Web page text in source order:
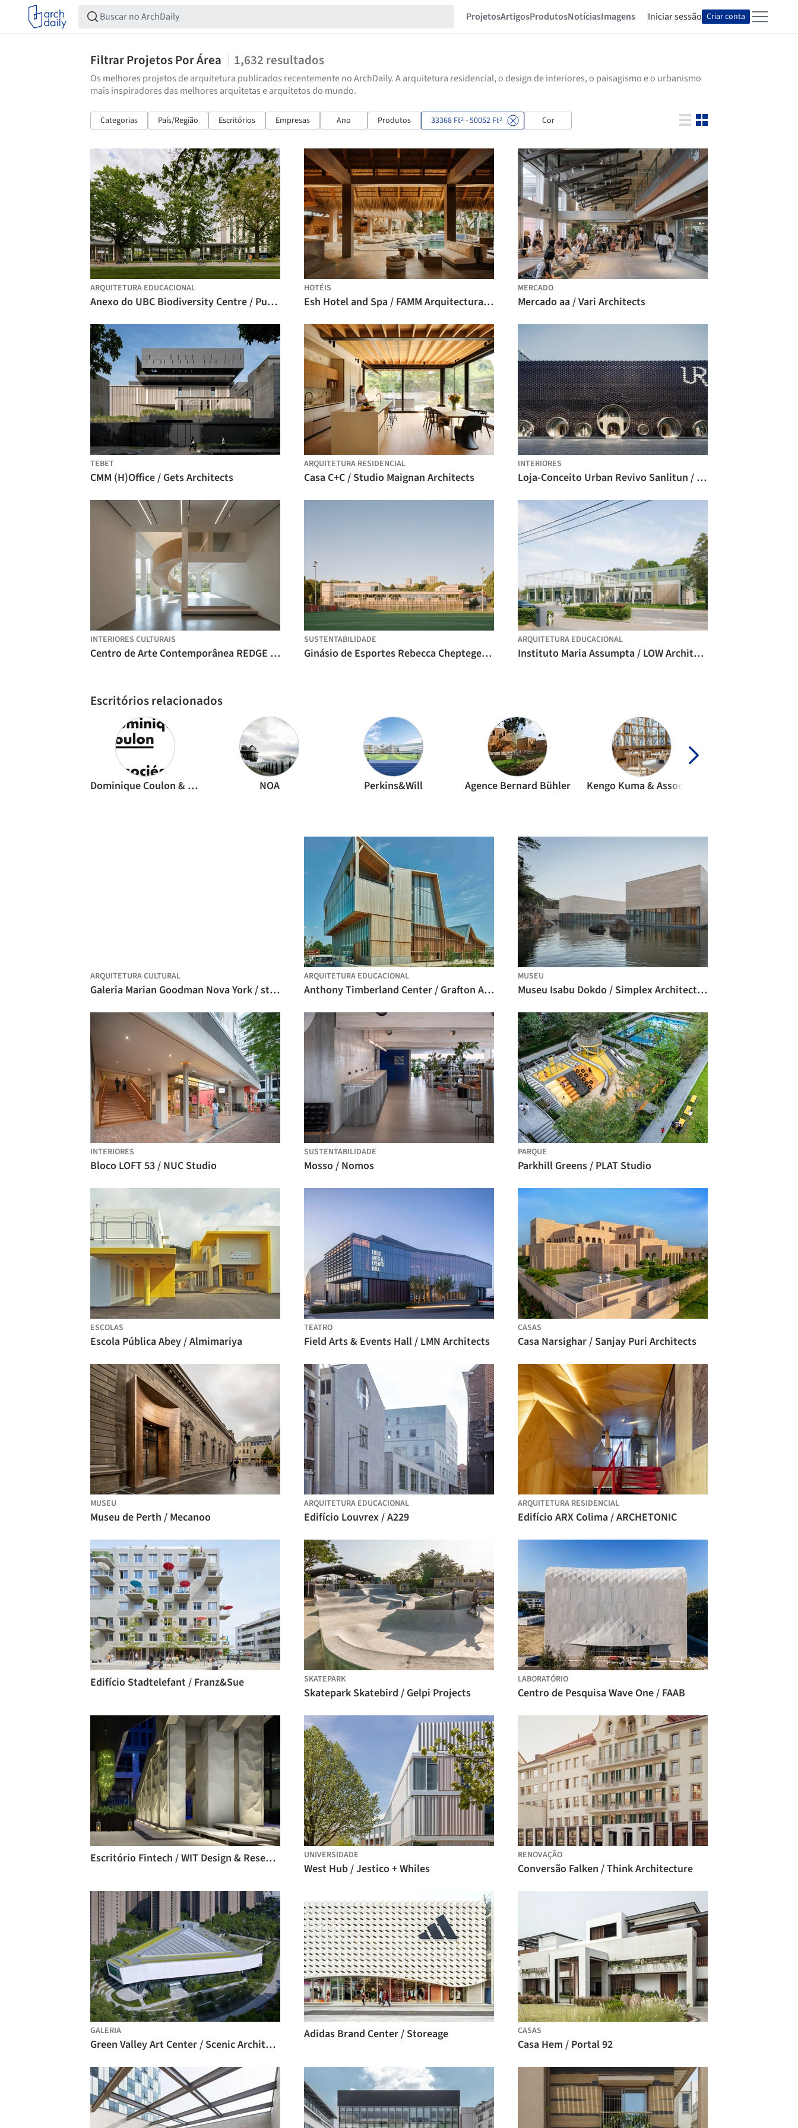
ProjetosArtigosProdutosNotíciasImagens Iniciar sessão Criar conta
Filtrar Projetos Por Área 1,632 resultados
Os melhores projetos de arquitetura publicados recentemente no ArchDaily. A arquitetura residencial, o design de interiores, o paisagismo e o urbanismo
mais inspiradores das melhores arquitetas e arquitetos do mundo.
Categorias País/Região Escritórios Empresas Ano Produtos 33368 Ft2 - 50052 Ft2 Cor
ARQUITETURA EDUCACIONAL
Anexo do UBC Biodiversity Centre / Public Architecture + Design
HOTÉIS
Esh Hotel and Spa / FAMM Arquitectura + Sulkin Askenazi
MERCADO
Mercado aa / Vari Architects
TEBET
CMM (H)Office / Gets Architects
ARQUITETURA RESIDENCIAL
Casa C+C / Studio Maignan Architects
INTERIORES
Loja-Conceito Urban Revivo Sanlitun / MVRDV
INTERIORES CULTURAIS
Centro de Arte Contemporânea REDGE / Atelier Meadow
SUSTENTABILIDADE
Ginásio de Esportes Rebecca Cheptegei, Pantin / Atelier Ramdam
ARQUITETURA EDUCACIONAL
Instituto Maria Assumpta / LOW Architecten
Escritórios relacionados
Dominique Coulon & associés NOA Perkins&Will Agence Bernard Bühler
ARQUITETURA CULTURAL
Galeria Marian Goodman Nova York / studioMDA
ARQUITETURA EDUCACIONAL
Anthony Timberland Center / Grafton Architects
MUSEU
Museu Isabu Dokdo / Simplex Architecture
INTERIORES
Bloco LOFT 53 / NUC Studio
SUSTENTABILIDADE
Mosso / Nomos
PARQUE
Parkhill Greens / PLAT Studio
ESCOLAS
Escola Pública Abey / Almimariya
TEATRO
Field Arts & Events Hall / LMN Architects
CASAS
Casa Narsighar / Sanjay Puri Architects
MUSEU
Museu de Perth / Mecanoo
ARQUITETURA EDUCACIONAL
Edifício Louvrex / A229
ARQUITETURA RESIDENCIAL
Edifício ARX Colima / ARCHETONIC
Edifício Stadtelefant / Franz&Sue SKATEPARK
Skatepark Skatebird / Gelpi Projects
LABORATÓRIO
Centro de Pesquisa Wave One / FAAB
Escritório Fintech / WIT Design & Research UNIVERSIDADE
West Hub / Jestico + Whiles
RENOVAÇÃO
Conversão Falken / Think Architecture
GALERIA
Green Valley Art Center / Scenic Architecture Office
Adidas Brand Center / Storeage CASAS
Casa Hem / Portal 92